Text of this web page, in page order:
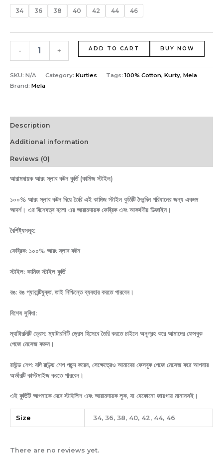
34 36 38 40 42 44 46
- + ADD TO CART BUY NOW
SKU: N/A Category: Kurties Tags: 100% Cotton, Kurty, Mela
Brand: Mela
Description
Additional information
Reviews (0)
আরামদায়ক আরং স্লাব কটন কুর্তি (কামিজ স্টাইল)
১০০% আরং স্লাব কটন দিয়ে তৈরি এই কামিজ স্টাইল কুর্তিটি দৈনন্দিন পরিধানের জন্য একদম
আদর্শ। এর বিশেষত্ব হলো এর আরামদায়ক ফেব্রিক এবং আকর্ষণীয় ডিজাইন।
বৈশিষ্ট্যসমূহ:
ফেব্রিক: ১০০% আরং স্লাব কটন
স্টাইল: কামিজ স্টাইল কুর্তি
রঙ: রঙ গ্যারান্টিযুক্ত, তাই নিশ্চিন্তে ব্যবহার করতে পারবেন।
বিশেষ সুবিধা:
ম্যাটারনিটি ড্রেস: ম্যাটারনিটি ড্রেস হিসেবে তৈরি করতে চাইলে অনুগ্রহ করে আমাদের ফেসবুক
পেজে মেসেজ করুন।
রাউন্ড শেপ: যদি রাউন্ড শেপ পছন্দ করেন, সেক্ষেত্রেও আমাদের ফেসবুক পেজে মেসেজ করে আপনার
অর্ডারটি কাস্টমাইজ করতে পারবেন।
এই কুর্তিটি আপনাকে দেবে স্টাইলিশ এবং আরামদায়ক লুক, যা যেকোনো জায়গায় মানানসই।
Size 34, 36, 38, 40, 42, 44, 46
There are no reviews yet.